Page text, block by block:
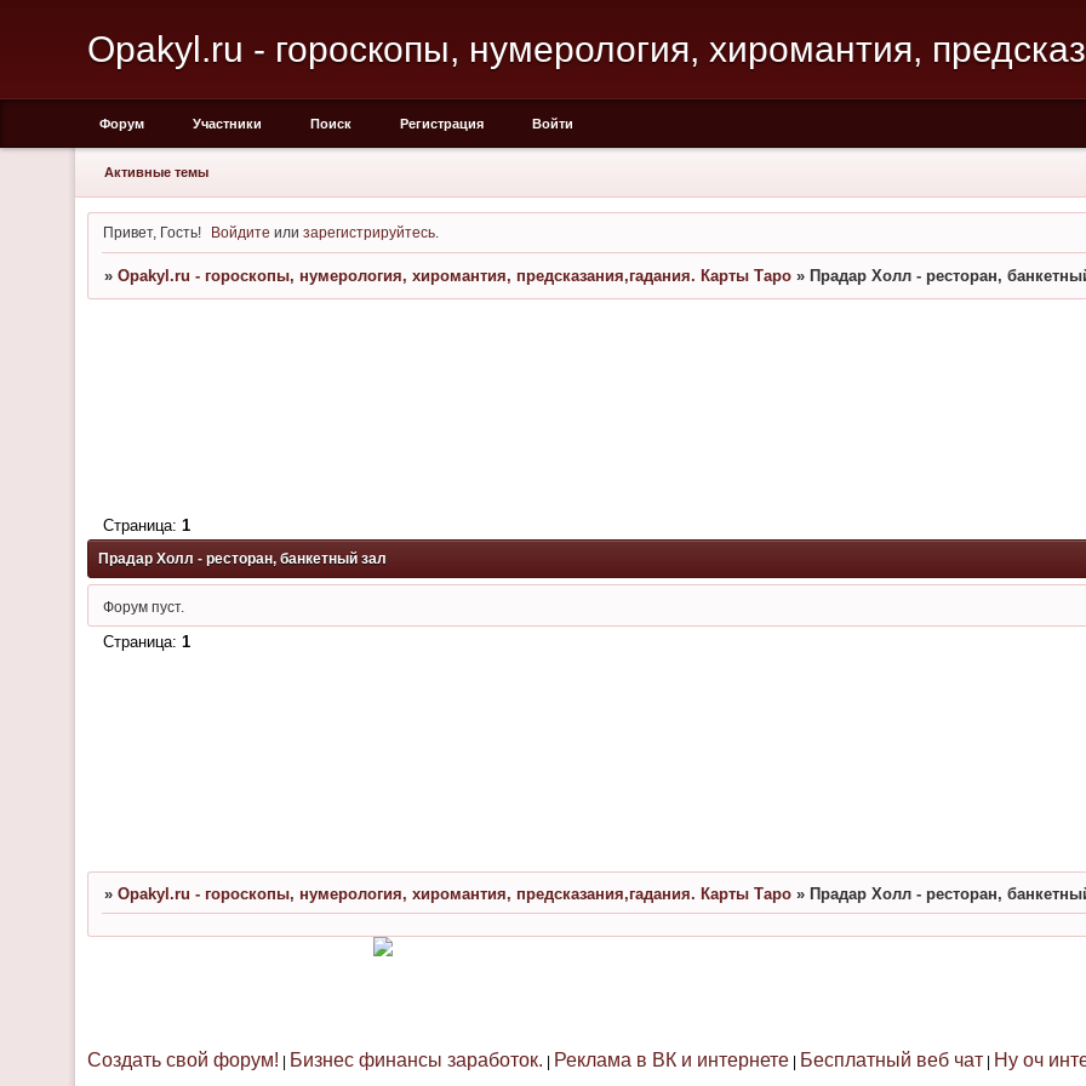
Opakyl.ru - гороскопы, нумерология, хиромантия,
Форум Участники Поиск Регистрация Войти
Активные темы
Привет, Гость! Войдите илизарегистрируйтесь
» Opakyl.ru - гороскопы, нумерология, хиромантия, предсказания,гадания. Карты Таро » Прадар Холл - ресторан,
Прадар Холл - ресторан, банкетный зал
Страница: 1
Форум пуст.
Страница: 1
» Opakyl.ru - гороскопы, нумерология, хиромантия, предсказания,гадания. Карты Таро » Прадар Холл - ресторан,
Создать свой форум! Бизнес финансы заработок. Реклама в ВК и интернете Бесплатный веб чат Ну оч